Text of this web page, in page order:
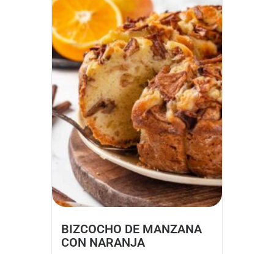
BIZCOCHO DE MANZANA
CON NARANJA